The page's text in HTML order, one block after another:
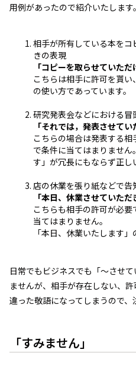
用例があったので紹介いたします。
相手が所有している本をコ
きの表現
「コピーを取らせていただ
こちらは相手に許可を貰
の使い方であっています。
研究発表会などにおける冒
「それでは，発表させてい
こちらの場合は発表する
で条件に当てはまりませ
す」が冗長にもならず正し
店の休業を張り紙などで
「本日、休業させていただ
こちらも相手の許可が必
当てはまりません。
「本日、休業いたします
日常でもビジネスでも「～させ
ませんが、相手が存在しない、
違った敬語になってしまうので、
「すみません」